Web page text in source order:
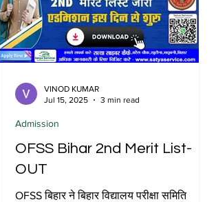
OFSS Bihar 2nd Merit List-
OUT
OFSS बिहार ने बिहार विद्यालय परीक्षा समिति
Admission
VINOD KUMAR
Jul 15, 2025
3 min read